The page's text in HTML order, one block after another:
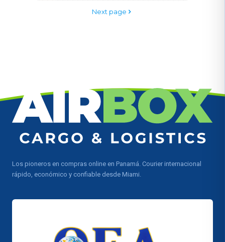
Next page
Los pioneros en compras online en Panamá. Courier internacional
rápido, económico y confiable desde Miami.